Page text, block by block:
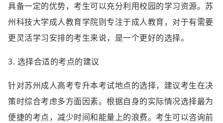
具备一定的优势，考生可以充分利用校园的学习资源。苏
州科技大学成人教育学院则专注于成人教育，对于有需要
更灵活学习安排的考生来说，是一个更好的选择。
3. 选择合适的考点的建议
针对苏州成人高考专升本考试地点的选择，建议考生在决
策时综合考虑多方面因素。根据自身的实际情况选择最为
便捷的考点，减少时间和能量上的浪费。考生可以咨询前